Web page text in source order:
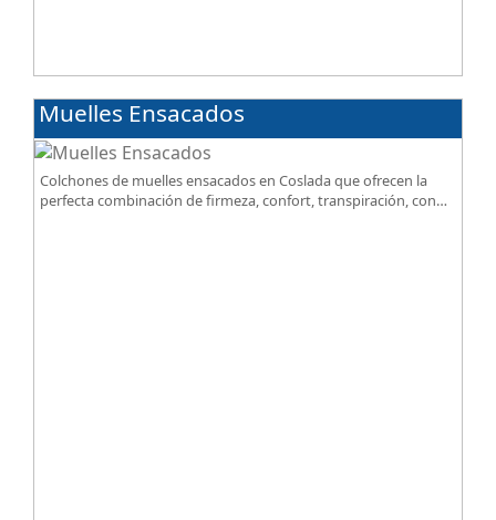
Muelles Ensacados
Colchones de muelles ensacados en Coslada que ofrecen la
perfecta combinación de firmeza, confort, transpiración, con